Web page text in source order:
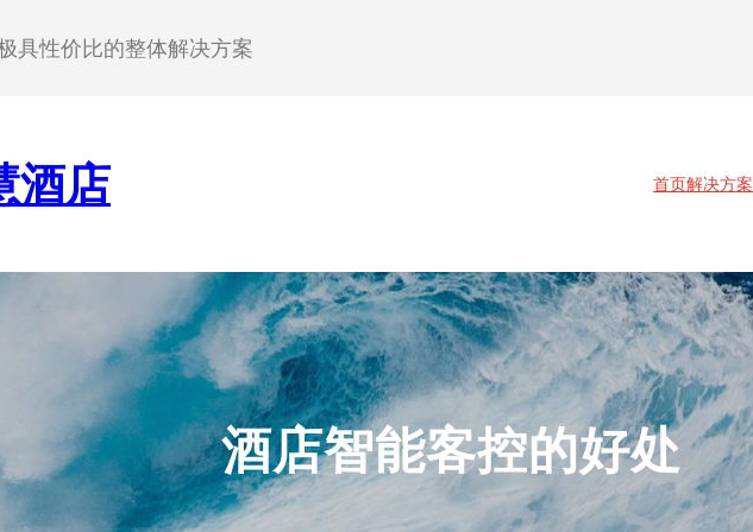
具性价比的整体解决方案
酒店 首页解决方案
酒店智能客控的好处